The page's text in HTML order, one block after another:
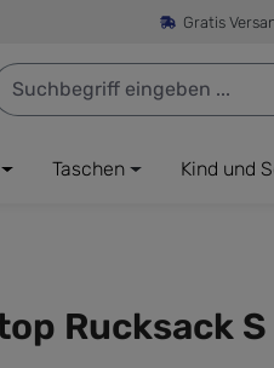
Gratis
Taschen Kind und
Rucksack S